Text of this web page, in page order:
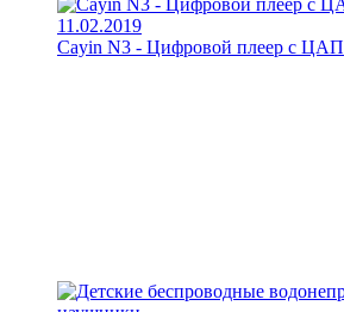
11.02.2019
Cayin N3 - Цифровой плеер с ЦАП